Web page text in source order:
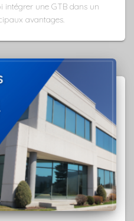
intégrer une GTB dans un
avantages.